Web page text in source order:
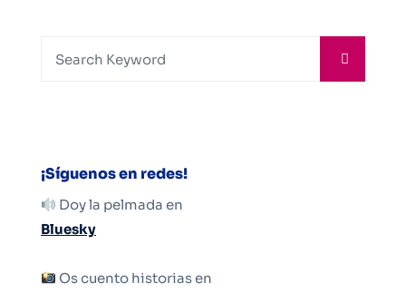
¡Síguenos en redes!
Doy la pelmada en
Bluesky
Os cuento historias en